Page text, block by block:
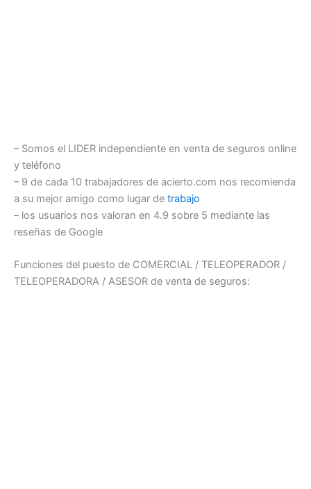
– Somos el LIDER independiente en venta de seguros online
y teléfono
– 9 de cada 10 trabajadores de acierto.com nos recomienda
a su mejor amigo como lugar de trabajo
– los usuarios nos valoran en 4.9 sobre 5 mediante las
reseñas de Google
Funciones del puesto de COMERCIAL / TELEOPERADOR /
TELEOPERADORA / ASESOR de venta de seguros: